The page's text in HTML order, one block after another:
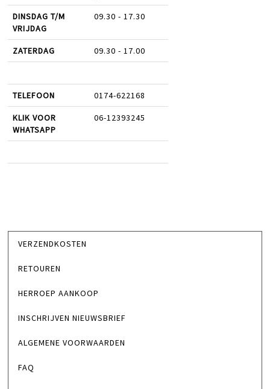
DINSDAG T/M
VRIJDAG
09.30 - 17.30
ZATERDAG 09.30 - 17.00
TELEFOON 0174-622168
KLIK VOOR
WHATSAPP
06-12393245
VERZENDKOSTEN
RETOUREN
HERROEP AANKOOP
INSCHRIJVEN NIEUWSBRIEF
ALGEMENE VOORWAARDEN
FAQ